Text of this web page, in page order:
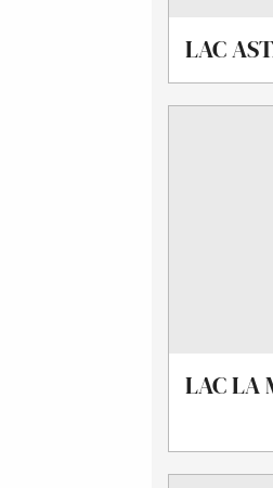
LAC
LAC LA